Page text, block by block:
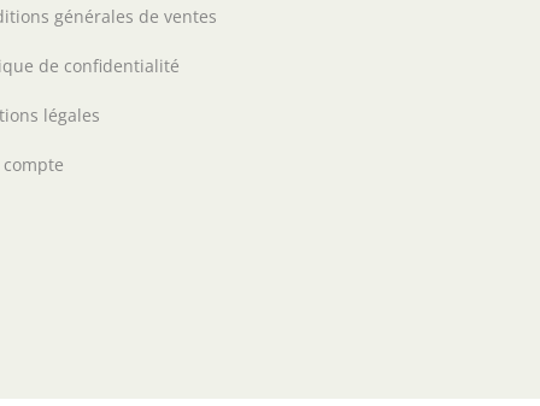
générales de ventes
de confidentialité
légales